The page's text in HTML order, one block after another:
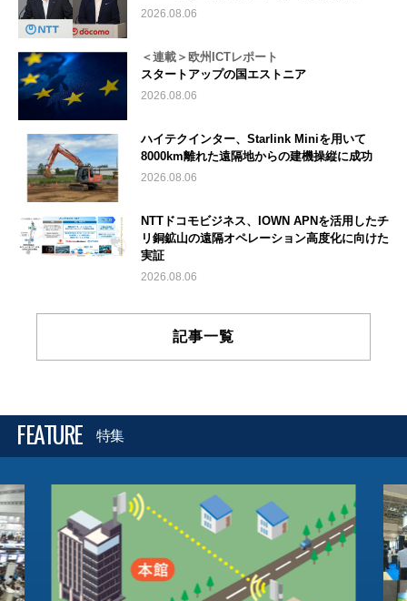
2026.08.06
＜連載＞欧州ICTレポート
スタートアップの国エストニア
2026.08.06
ハイテクインター、Starlink Miniを用いて
8000km離れた遠隔地からの建機操縦に成功
2026.08.06
NTTドコモビジネス、IOWN APNを活用したチ
リ銅鉱山の遠隔オペレーション高度化に向けた
実証
2026.08.06
記事一覧
FEATURE 特集